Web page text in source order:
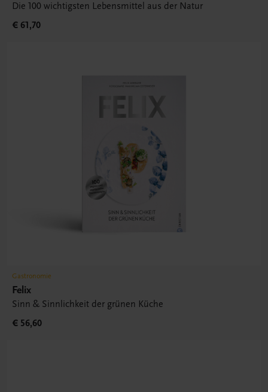
Die 100 wichtigsten Lebensmittel aus der Natur
€ 61,70
Gastronomie
Felix
Sinn & Sinnlichkeit der grünen Küche
€ 56,60